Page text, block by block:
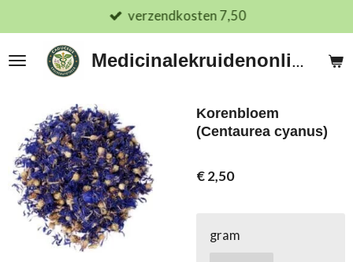
direct
naar
Medicinalekruidenonline.nl
verzendkosten 7,50
Korenbloem
(Centaurea cyanus)
€ 2,50
gram